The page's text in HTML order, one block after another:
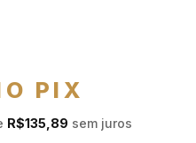
PIX
R$135,89 sem juros